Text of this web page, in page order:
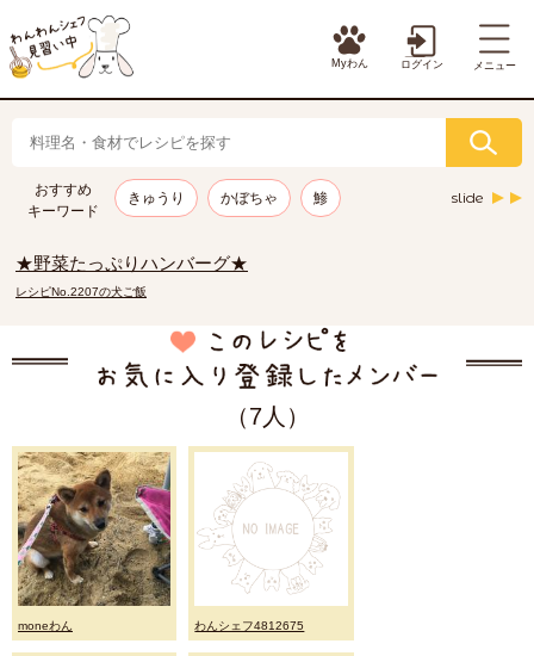
Myわん ログイン メニュー
おすすめ
キーワード
きゅうり かぼちゃ 鯵 slide
★野菜たっぷりハンバーグ★
レシピNo.2207の犬ご飯
（7人）
moneわん わんシェフ4812675